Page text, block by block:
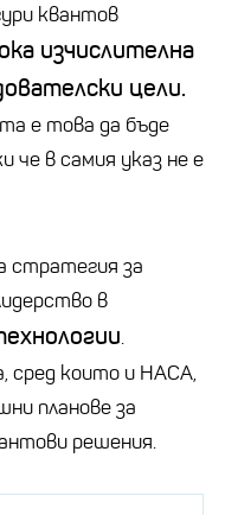
квантов
изчислителна
цели.
е това да бъде
че в самия указ не е
стратегия за
в
.
сред които и НАСА,
планове за
решения.